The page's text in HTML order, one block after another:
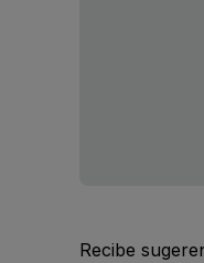
Recibe